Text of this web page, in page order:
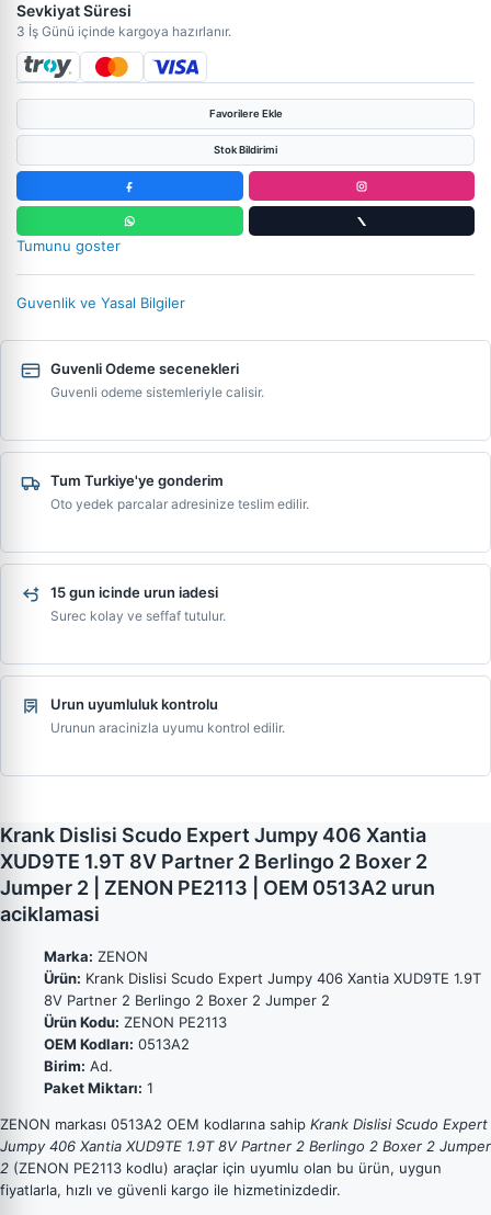
Sevkiyat Süresi
3 İş Günü içinde kargoya hazırlanır.
Favorilere Ekle
Stok Bildirimi
Tumunu goster
Guvenlik ve Yasal Bilgiler
Guvenli Odeme secenekleri
Guvenli odeme sistemleriyle calisir.
Tum Turkiye'ye gonderim
Oto yedek parcalar adresinize teslim edilir.
15 gun icinde urun iadesi
Surec kolay ve seffaf tutulur.
Urun uyumluluk kontrolu
Urunun aracinizla uyumu kontrol edilir.
Krank Dislisi Scudo Expert Jumpy 406 Xantia
XUD9TE 1.9T 8V Partner 2 Berlingo 2 Boxer 2
Jumper 2 | ZENON PE2113 | OEM 0513A2 urun
aciklamasi
Marka: ZENON
Ürün: Krank Dislisi Scudo Expert Jumpy 406 Xantia XUD9TE 1.9T
8V Partner 2 Berlingo 2 Boxer 2 Jumper 2
Ürün Kodu: ZENON PE2113
OEM Kodları: 0513A2
Birim: Ad.
Paket Miktarı: 1
ZENON markası 0513A2 OEM kodlarına sahip Krank Dislisi Scudo Expert
Jumpy 406 Xantia XUD9TE 1.9T 8V Partner 2 Berlingo 2 Boxer 2 Jumper
2 (ZENON PE2113 kodlu) araçlar için uyumlu olan bu ürün, uygun
fiyatlarla, hızlı ve güvenli kargo ile hizmetinizdedir.